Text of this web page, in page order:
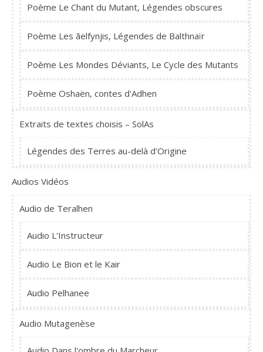
Poème Le Chant du Mutant, Légendes obscures
Poème Les ãelfynjis, Légendes de Balthnaïr
Poème Les Mondes Déviants, Le Cycle des Mutants
Poème Oshaën, contes d'Adhen
Extraits de textes choisis – SolAs
Légendes des Terres au-delà d'Origine
Audios Vidéos
Audio de Teralhen
Audio L'Instructeur
Audio Le Bion et le Kair
Audio Pelhanee
Audio Mutagenèse